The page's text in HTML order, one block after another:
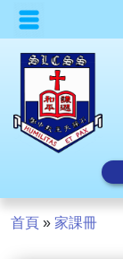
首頁 » 家課冊